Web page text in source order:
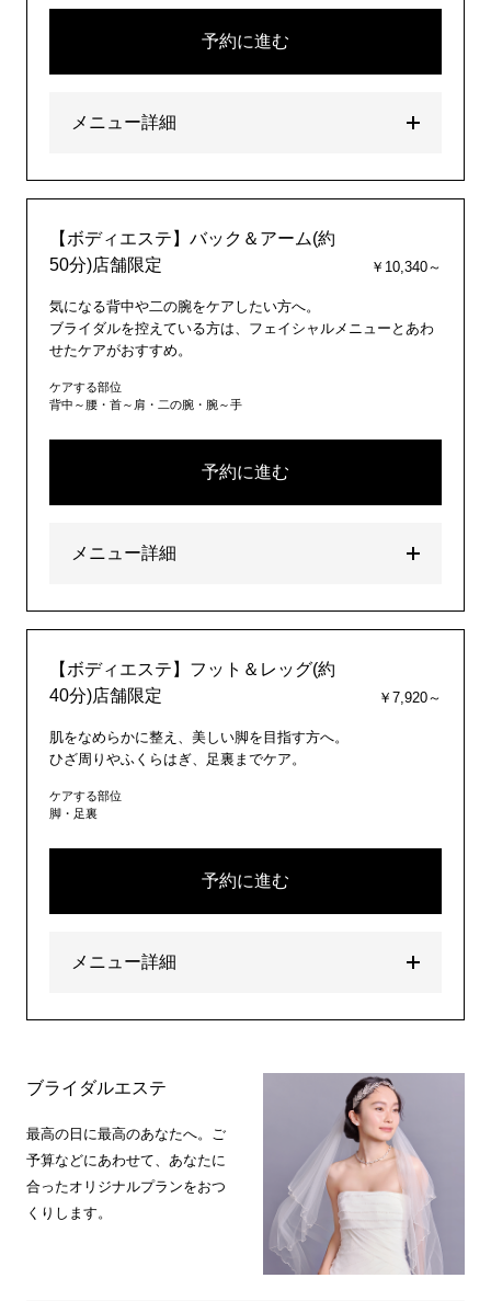
予約に進む
メニュー詳細
【ボディエステ】バック＆アーム(約
50分)店舗限定
￥10,340～
気になる背中や二の腕をケアしたい方へ。
ブライダルを控えている方は、フェイシャルメニューとあわ
せたケアがおすすめ。
ケアする部位
背中～腰・首～肩・二の腕・腕～手
予約に進む
メニュー詳細
【ボディエステ】フット＆レッグ(約
40分)店舗限定
￥7,920～
肌をなめらかに整え、美しい脚を目指す方へ。
ひざ周りやふくらはぎ、足裏までケア。
ケアする部位
脚・足裏
予約に進む
メニュー詳細
ブライダルエステ
最高の日に最高のあなたへ。ご
予算などにあわせて、あなたに
合ったオリジナルプランをおつ
くりします。